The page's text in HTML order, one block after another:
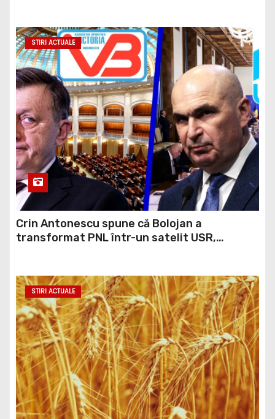
STIRI ACTUALE
Crin Antonescu spune că Bolojan a
transformat PNL într-un satelit USR,
STIRI ACTUALE